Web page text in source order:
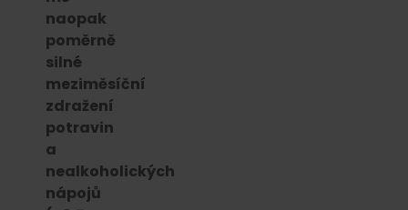
naopak
poměrně
silné
meziměsíční
zdražení
potravin
a
nealkoholických
nápojů